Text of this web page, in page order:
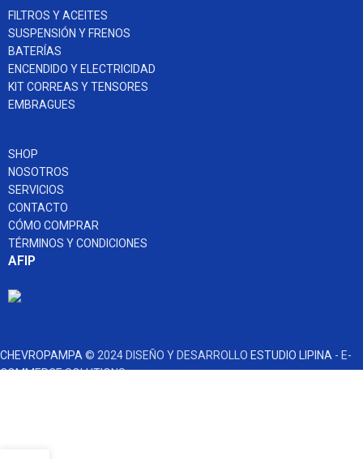
FILTROS Y ACEITES
SUSPENSIÓN Y FRENOS
BATERÍAS
ENCENDIDO Y ELECTRICIDAD
KIT CORREAS Y TENSORES
EMBRAGUES
SHOP
NOSOTROS
SERVICIOS
CONTACTO
CÓMO COMPRAR
TÉRMINOS Y CONDICIONES
AFIP
CHEVROPAMPA © 2024 DISEÑO Y DESARROLLO ESTUDIO LIPINA - E-
COMMERCE SOLUTIONS